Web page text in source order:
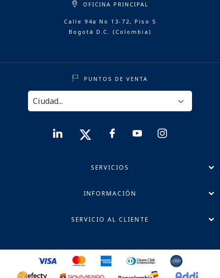
OFICINA PRINCIPAL
Calle 94a No 13-72, Piso 5
Bogotá D.C. (Colombia)
PUNTOS DE VENTA
SERVICIOS
INFORMACIÓN
SERVICIO AL CLIENTE